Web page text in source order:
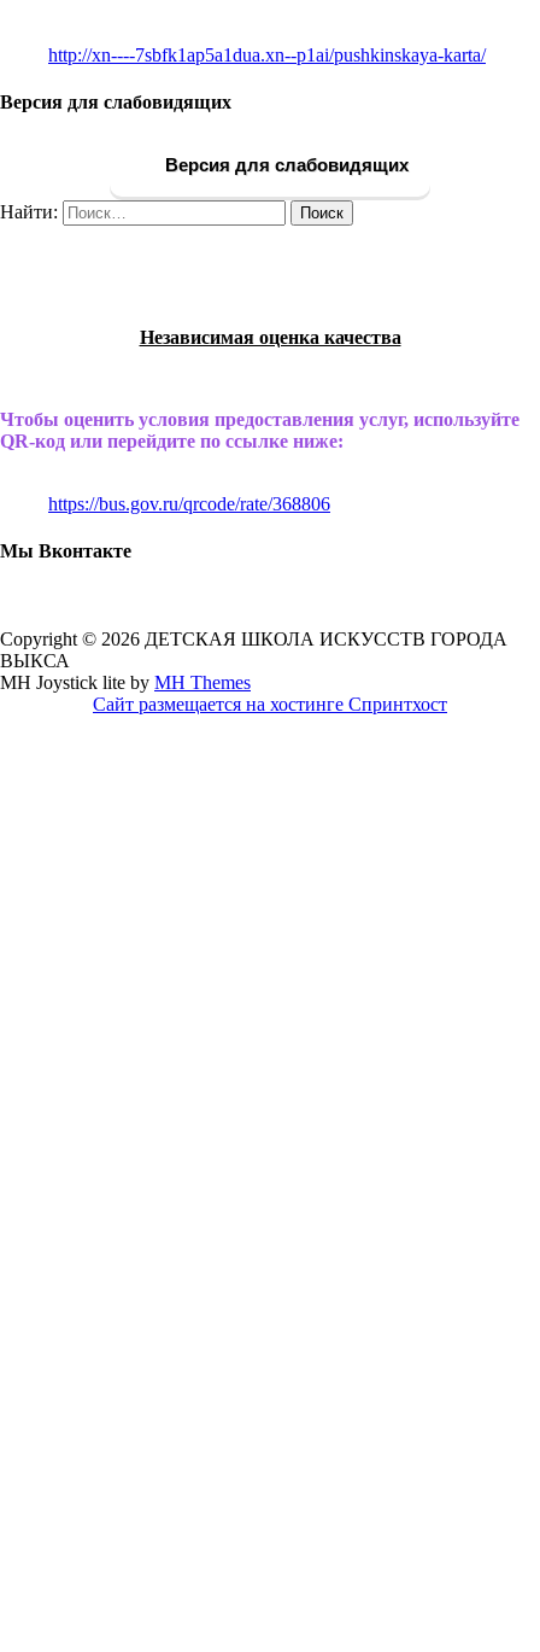
http://xn----7sbfk1ap5a1dua.xn--p1ai/pushkinskaya-karta/
Версия для слабовидящих
Версия для слабовидящих
Найти:
Независимая оценка качества
Чтобы оценить условия предоставления услуг, используйте
QR-код или перейдите по ссылке ниже:
https://bus.gov.ru/qrcode/rate/368806
Мы Вконтакте
Copyright © 2026 ДЕТСКАЯ ШКОЛА ИСКУССТВ ГОРОДА
ВЫКСА
MH Joystick lite by MH Themes
Сайт размещается на хостинге Спринтхост